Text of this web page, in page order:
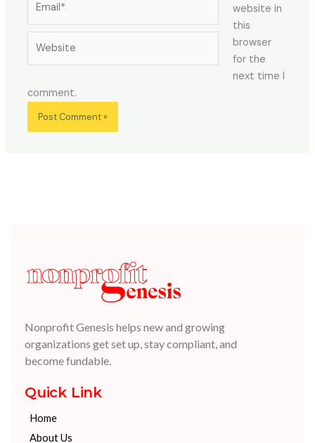
website in
this
browser
for the
next time I
comment.
Nonprofit Genesis helps new and growing
organizations get set up, stay compliant, and
become fundable.
Quick Link
Home
About Us